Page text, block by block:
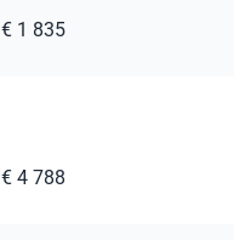
€ 1 835
€ 4 788